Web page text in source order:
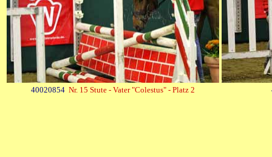
40020854 Nr. 15 Stute - Vater "Colestus" - Platz 2